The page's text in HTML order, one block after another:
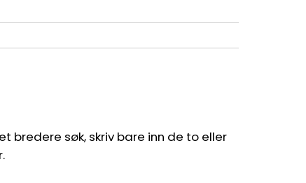
bredere søk, skriv bare inn de to eller